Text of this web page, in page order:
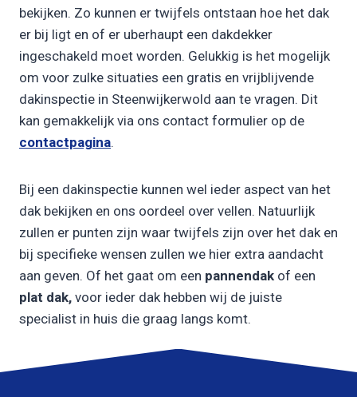
bekijken. Zo kunnen er twijfels ontstaan hoe het dak
er bij ligt en of er uberhaupt een dakdekker
ingeschakeld moet worden. Gelukkig is het mogelijk
om voor zulke situaties een gratis en vrijblijvende
dakinspectie in Steenwijkerwold aan te vragen. Dit
kan gemakkelijk via ons contact formulier op de
contactpagina.
Bij een dakinspectie kunnen wel ieder aspect van het
dak bekijken en ons oordeel over vellen. Natuurlijk
zullen er punten zijn waar twijfels zijn over het dak en
bij specifieke wensen zullen we hier extra aandacht
aan geven. Of het gaat om een pannendak of een
plat dak, voor ieder dak hebben wij de juiste
specialist in huis die graag langs komt.